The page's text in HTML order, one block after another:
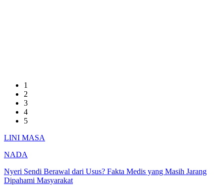
1
2
3
4
5
LINI MASA
NADA
Nyeri Sendi Berawal dari Usus? Fakta Medis yang Masih Jarang
Dipahami Masyarakat